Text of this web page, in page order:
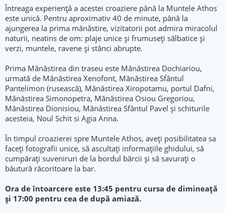
Întreaga experiență a acestei croaziere până la Muntele Athos
este unică. Pentru aproximativ 40 de minute, până la
ajungerea la prima mănăstire, vizitatorii pot admira miracolul
naturii, neatins de om: plaje unice și frumuseți sălbatice și
verzi, muntele, ravene și stânci abrupte.
Prima Mănăstirea din traseu este Mănăstirea Dochiariou,
urmată de Mănăstirea Xenofont, Mănăstirea Sfântul
Pantelimon (rusească), Mănăstirea Xiropotamu, portul Dafni,
Mănăstirea Simonopetra, Mănăstirea Osiou Gregoriou,
Mănăstirea Dionisiou, Mănăstirea Sfântul Pavel și schiturile
acesteia, Noul Schit si Agia Anna.
În timpul croazierei spre Muntele Athos, aveți posibilitatea sa
faceți fotografii unice, să ascultați informațiile ghidului, să
cumpărați suveniruri de la bordul bărcii și să savurați o
băutură răcoritoare la bar.
Ora de întoarcere este 13:45 pentru cursa de dimineață
și 17:00 pentru cea de după amiază.